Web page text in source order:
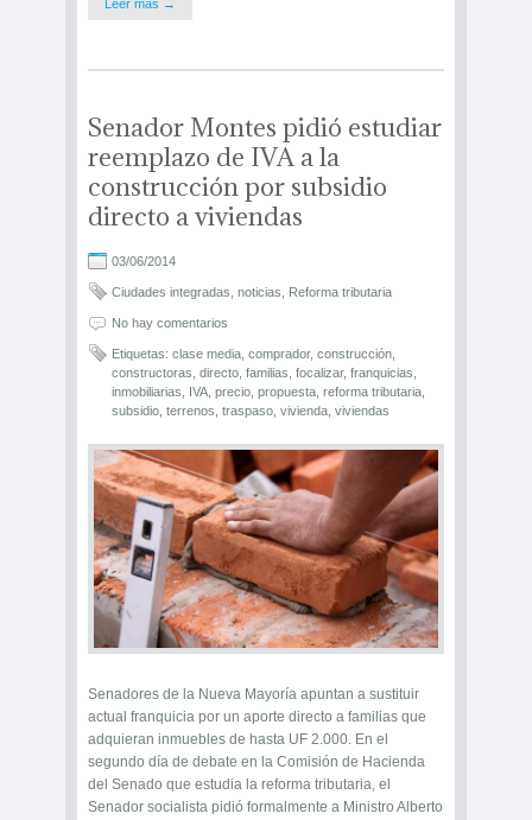
Leer más →
Senador Montes pidió estudiar
reemplazo de IVA a la
construcción por subsidio
directo a viviendas
03/06/2014
Ciudades integradas noticias Reforma tributaria
No hay comentarios
Etiquetas: clase media comprador, construcción
constructoras directo familias focalizar, franquicias
inmobiliarias
IVA precio propuesta reforma tributaria
subsidio terrenos traspaso vivienda viviendas
Senadores de la Nueva Mayoría apuntan a sustituir
actual franquicia por un aporte directo a familias que
adquieran inmuebles de hasta UF 2.000. En el
segundo día de debate en la Comisión de Hacienda
del Senado que estudia la reforma tributaria, el
Senador socialista pidió formalmente a Ministro Alberto